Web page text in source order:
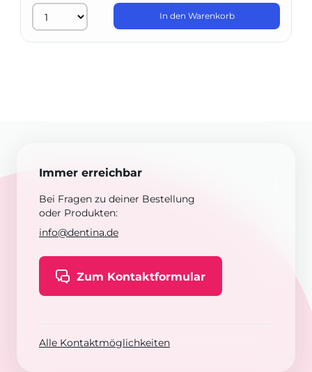
In den Warenkorb
Immer erreichbar
Bei Fragen zu deiner Bestellung
oder Produkten:
info@dentina.de
Zum Kontaktformular
Alle Kontaktmöglichkeiten